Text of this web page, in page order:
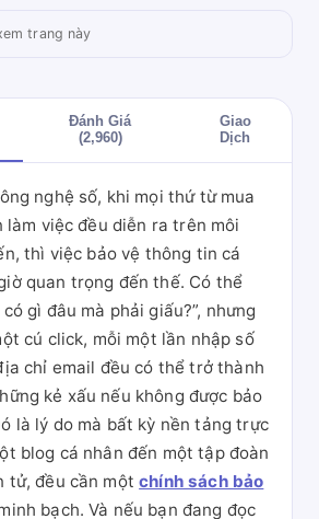
trang này
Đánh Giá
(2,960)
Giao
Dịch
nghệ số, khi mọi thứ từ mua
làm việc đều diễn ra trên môi
thì việc bảo vệ thông tin cá
quan trọng đến thế. Có thể
gì đâu mà phải giấu?”, nhưng
cú click, mỗi một lần nhập số
chỉ email đều có thể trở thành
kẻ xấu nếu không được bảo
là lý do mà bất kỳ nền tảng trực
blog cá nhân đến một tập đoàn
tử, đều cần mộtchính sách bảo
bạch. Và nếu bạn đang đọc